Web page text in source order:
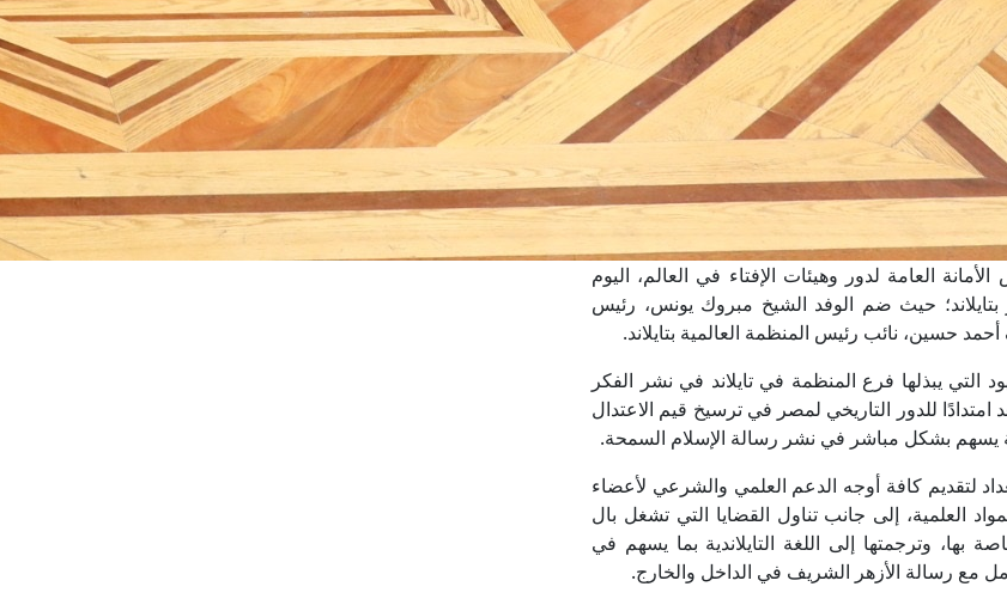
العامة لدور وهيئات الإفتاء في العالم، اليوم
بتايلاند؛ حيث ضم الوفد الشيخ مبروك يونس، رئيس
حسين، نائب رئيس المنظمة العالمية بتايلاند.
التي يبذلها فرع المنظمة في تايلاند في نشر الفكر
للدور التاريخي لمصر في ترسيخ قيم الاعتدال
يسهم بشكل مباشر في نشر رسالة الإسلام السمحة.
لتقديم كافة أوجه الدعم العلمي والشرعي لأعضاء
العلمية، إلى جانب تناول القضايا التي تشغل بال
بها، وترجمتها إلى اللغة التايلاندية بما يسهم في
مع رسالة الأزهر الشريف في الداخل والخارج.